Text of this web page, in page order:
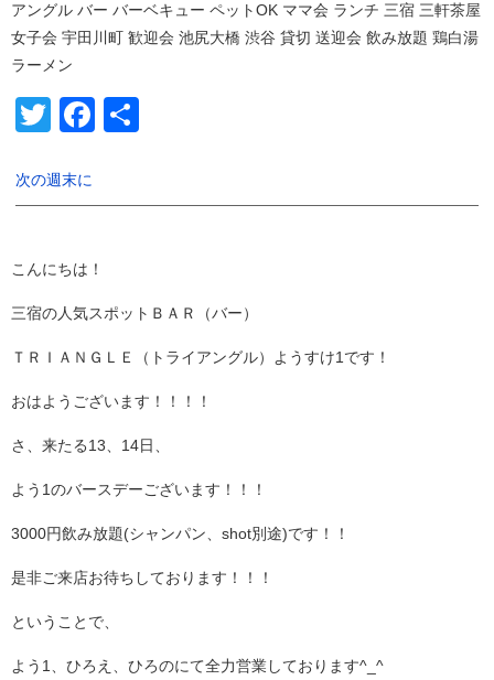
アングル バー バーベキュー ペットOK ママ会 ランチ 三宿 三軒茶屋
女子会 宇田川町 歓迎会 池尻大橋 渋谷 貸切 送迎会 飲み放題 鶏白湯
ラーメン
TwitterFacebook
次の週末に
こんにちは！
三宿の人気スポットＢＡＲ（バー）
ＴＲＩＡＮＧＬＥ（トライアングル）ようすけ1です！
おはようございます！！！！
さ、来たる13、14日、
よう1のバースデーございます！！！
3000円飲み放題(シャンパン、shot別途)です！！
是非ご来店お待ちしております！！！
ということで、
よう1、ひろえ、ひろのにて全力営業しております^_^